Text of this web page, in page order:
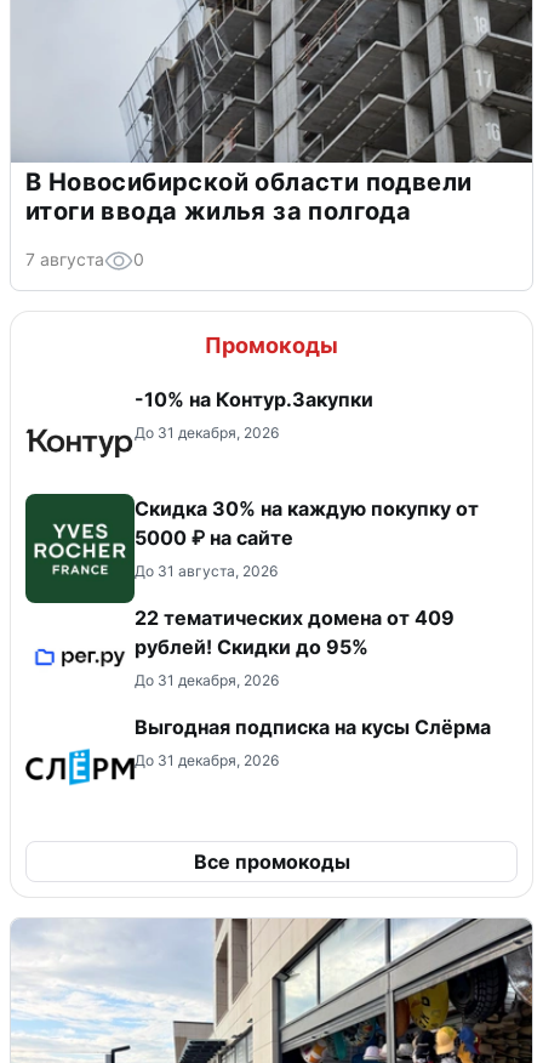
В Новосибирской области подвели
итоги ввода жилья за полгода
7 августа 0
Промокоды
-10% на Контур.Закупки
До 31 декабря, 2026
Скидка 30% на каждую покупку от
5000 ₽ на сайте
До 31 августа, 2026
22 тематических домена от 409
рублей! Скидки до 95%
До 31 декабря, 2026
Выгодная подписка на кусы Слёрма
До 31 декабря, 2026
Все промокоды